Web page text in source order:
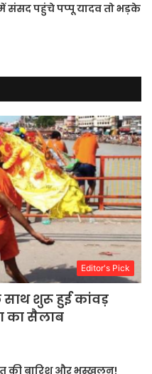
में संसद पहुंचे पप्पू यादव तो भड़के
Editor's Pick
शुरू हुई कांवड़
का सैलाब
की बारिश और भूस्खलन!